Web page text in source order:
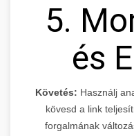
5.
és
Követés: Használj
kövesd a link
forgalmának